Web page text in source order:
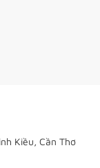
Kiều, Cần Thơ